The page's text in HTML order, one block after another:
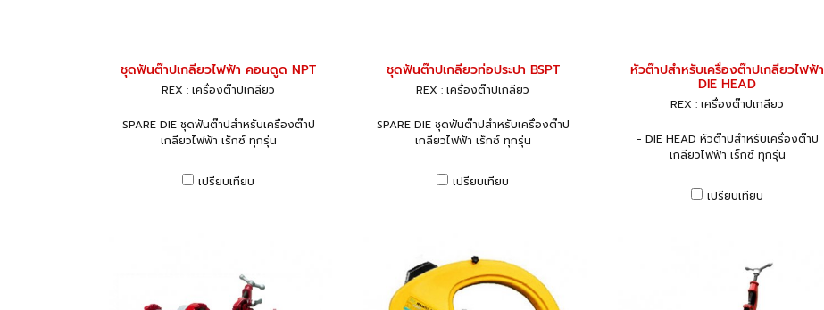
ชุดฟันต๊าปเกลียวไฟฟ้า คอนดูด NPT
REX : เครื่องต๊าปเกลียว
SPARE DIE ชุดฟันต๊าปสำหรับเครื่องต๊าป
เกลียวไฟฟ้า เร็กซ์ ทุกรุ่น
เปรียบเทียบ
ชุดฟันต๊าปเกลียวท่อประปา BSPT
REX : เครื่องต๊าปเกลียว
SPARE DIE ชุดฟันต๊าปสำหรับเครื่องต๊าป
เกลียวไฟฟ้า เร็กซ์ ทุกรุ่น
เปรียบเทียบ
หัวต๊าปสำหรับเครื่องต๊าปเกลียวไฟฟ้า
DIE HEAD
REX : เครื่องต๊าปเกลียว
- DIE HEAD หัวต๊าปสำหรับเครื่องต๊าป
เกลียวไฟฟ้า เร็กซ์ ทุกรุ่น
เปรียบเทียบ